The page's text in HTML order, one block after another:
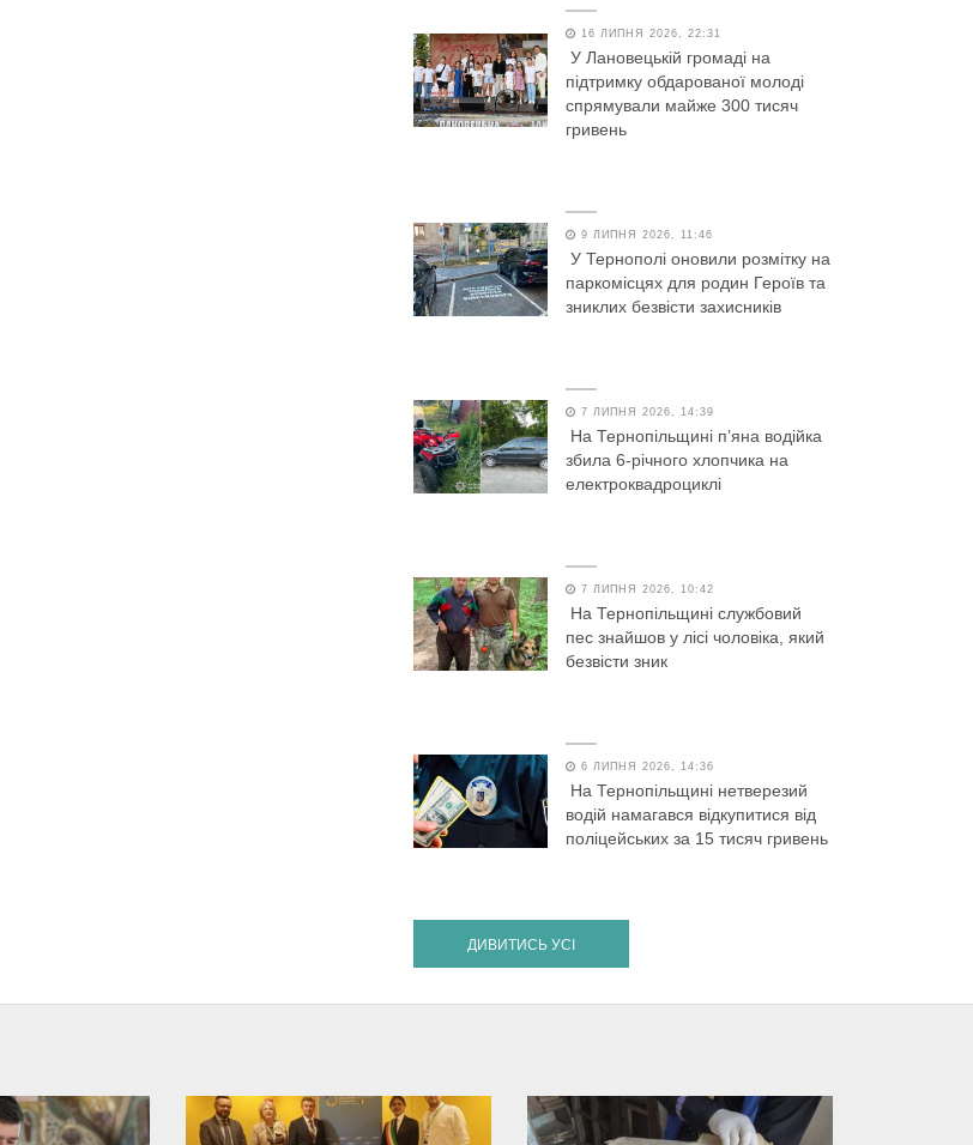
16 ЛИПНЯ 2026, 22:31
У Лановецькій громаді на
підтримку обдарованої молоді
спрямували майже 300 тисяч
гривень
9 ЛИПНЯ 2026, 11:46
У Тернополі оновили розмітку на
паркомісцях для родин Героїв та
зниклих безвісти захисників
7 ЛИПНЯ 2026, 14:39
На Тернопільщині п’яна водійка
збила 6-річного хлопчика на
електроквадроциклі
7 ЛИПНЯ 2026, 10:42
На Тернопільщині службовий
пес знайшов у лісі чоловіка, який
безвісти зник
6 ЛИПНЯ 2026, 14:36
На Тернопільщині нетверезий
водій намагався відкупитися від
поліцейських за 15 тисяч гривень
ДИВИТИСЬ УСІ